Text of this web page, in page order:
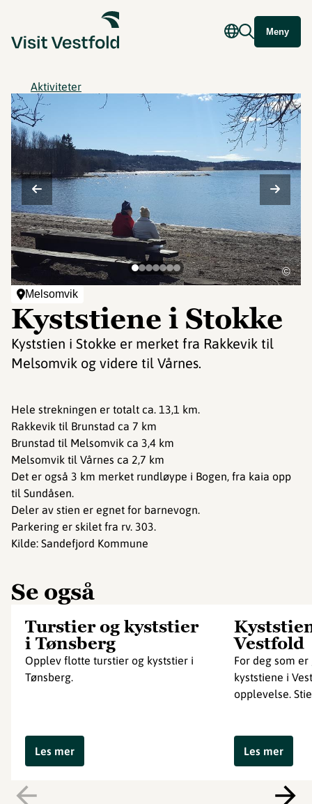
Meny
Aktiviteter
Melsomvik
Kyststiene i Stokke
Kyststien i Stokke er merket fra Rakkevik til
Melsomvik og videre til Vårnes.
©
Hele strekningen er totalt ca. 13,1 km.
Rakkevik til Brunstad ca 7 km
Brunstad til Melsomvik ca 3,4 km
Melsomvik til Vårnes ca 2,7 km
Det er også 3 km merket rundløype i Bogen, fra kaia opp
til Sundåsen.
Deler av stien er egnet for barnevogn.
Parkering er skilet fra rv. 303.
Kilde: Sandefjord Kommune
Se også
Turstier og kyststier
i Tønsberg
Opplev flotte turstier og kyststier i
Tønsberg.
Les mer
Vestfold
For deg som
kyststiene i
opplevelse.
Les mer